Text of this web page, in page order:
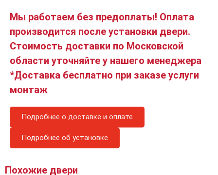
Мы работаем без предоплаты! Оплата
производится после установки двери.
Стоимость доставки по Московской
области уточняйте у нашего менеджера
*Доставка бесплатно при заказе услуги
монтаж
Подробнее о доставке и оплате
Подробнее об установке
Похожие двери